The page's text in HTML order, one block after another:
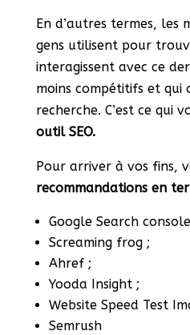
En d’autres termes, les
gens utilisent pour
interagissent avec ce
moins compétitifs et qui
recherche. C’est ce qui
outil SEO.
Pour arriver à vos fins,
recommandations en
Google Search
Screaming frog ;
Ahref ;
Yooda Insight ;
Website Speed Test
Semrush